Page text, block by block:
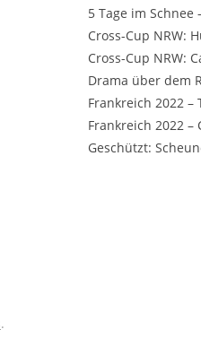
5 Tage im Schnee
Cross-Cup NRW:
Cross-Cup NRW:
Drama über dem
Frankreich 2022 –
Frankreich 2022 –
Geschützt:
.